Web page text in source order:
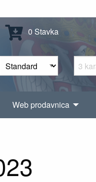
0 Stavka
Web prodavnica